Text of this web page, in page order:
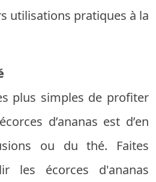
utilisations pratiques à la
plus simples de profiter
d’ananas est d’en
ou du thé. Faites
les écorces d'ananas